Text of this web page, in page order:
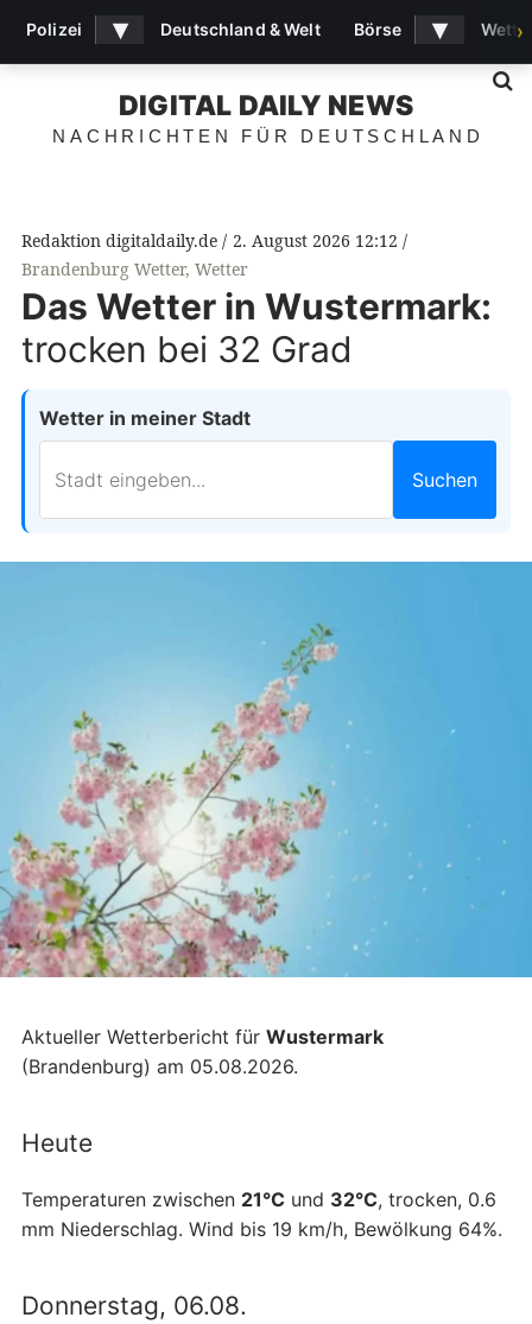
DIGITAL DAILY NEWS
NACHRICHTEN FÜR DEUTSCHLAND
Redaktion digitaldaily.de
2. August 2026 12:12
Brandenburg Wetter, Wetter
Das Wetter in Wustermark:
trocken bei 32 Grad
Wetter in meiner Stadt
Suchen
Aktueller Wetterbericht für Wustermark
(Brandenburg) am 05.08.2026.
Heute
Temperaturen zwischen 21°C und 32°C, trocken, 0.6
mm Niederschlag. Wind bis 19 km/h, Bewölkung 64%.
Donnerstag, 06.08.
Polizei ▾ Deutschland & Welt Börse ▾ ›